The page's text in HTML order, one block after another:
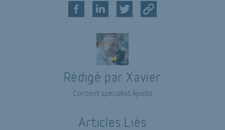
Rédigé par Xavier
Content specialist Ajusto
Articles Liés